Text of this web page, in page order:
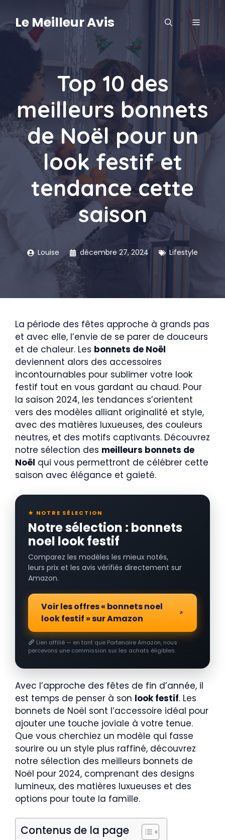
contenu
Le Meilleur Avis MENU
Top 10 des
meilleurs bonnets
de Noël pour un
look festif et
tendance cette
saison
Louise décembre 27, 2024 Lifestyle
La période des fêtes approche à grands pas
et avec elle, l’envie de se parer de douceurs
et de chaleur. Les bonnets de Noël
deviennent alors des accessoires
incontournables pour sublimer votre look
festif tout en vous gardant au chaud. Pour
la saison 2024, les tendances s’orientent
vers des modèles alliant originalité et style,
avec des matières luxueuses, des couleurs
neutres, et des motifs captivants. Découvrez
notre sélection des meilleurs bonnets de
Noël qui vous permettront de célébrer cette
saison avec élégance et gaieté.
★ NOTRE SÉLECTION
Notre sélection : bonnets
noel look festif
Comparez les modèles les mieux notés,
leurs prix et les avis vérifiés directement sur
Amazon.
Voir les offres « bonnets noel
look festif » sur Amazon
Lien affilié — en tant que Partenaire Amazon, nous
percevons une commission sur les achats éligibles.
Avec l’approche des fêtes de fin d’année, il
est temps de penser à son look festif. Les
bonnets de Noël sont l’accessoire idéal pour
ajouter une touche joviale à votre tenue.
Que vous cherchiez un modèle qui fasse
sourire ou un style plus raffiné, découvrez
notre sélection des meilleurs bonnets de
Noël pour 2024, comprenant des designs
lumineux, des matières luxueuses et des
options pour toute la famille.
Contenus de la page